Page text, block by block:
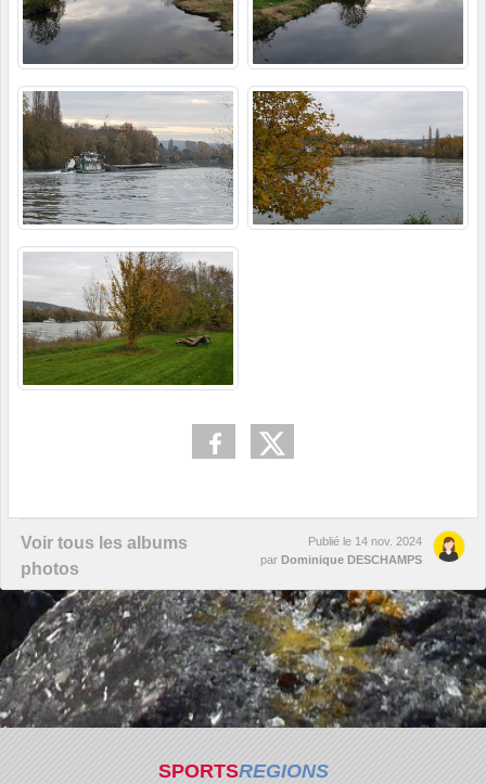
Voir tous les albums
photos
Publié le 14 nov. 2024
par Dominique DESCHAMPS
SPORTSREGIONS